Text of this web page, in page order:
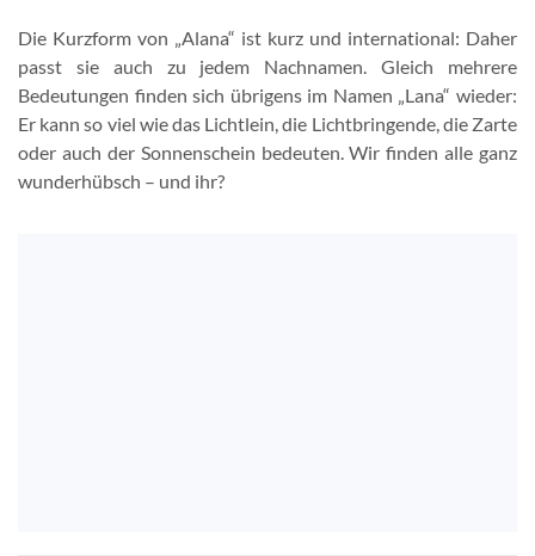
Die Kurzform von „Alana“ ist kurz und international: Daher
passt sie auch zu jedem Nachnamen. Gleich mehrere
Bedeutungen finden sich übrigens im Namen „Lana“ wieder:
Er kann so viel wie das Lichtlein, die Lichtbringende, die Zarte
oder auch der Sonnenschein bedeuten. Wir finden alle ganz
wunderhübsch – und ihr?